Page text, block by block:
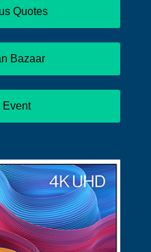
Quotes
Bazaar
Event